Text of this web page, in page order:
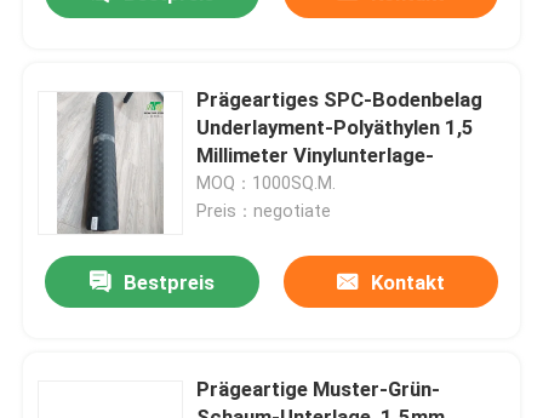
Qualitätskontrolle
Kontakt
Nachrichten
Lamellenförmig angeordneter Fußbodenunderlayment
Akustischer Boden Underlayment
Prägeartiges SPC-Bodenbelag
Underlayment-Polyäthylen 1,5
Millimeter Vinylunterlage-
MOQ：1000SQ.M.
Preis：negotiate
Bestpreis Kontakt
Prägeartige Muster-Grün-